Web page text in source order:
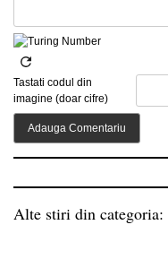
Tastati codul din
imagine (doar cifre)
Alte stiri din categoria: